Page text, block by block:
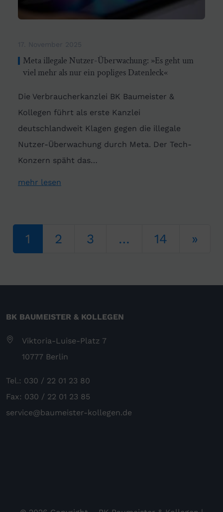
17. November 2025
Meta illegale Nutzer-Überwachung: »Es geht um
viel mehr als nur ein popliges Datenleck«
Die Verbraucherkanzlei BK Baumeister &
Kollegen führt als erste Kanzlei
deutschlandweit Klagen gegen die illegale
Nutzer-Überwachung durch Meta. Der Tech-
Konzern späht das…
mehr lesen
Beitrags-Navigation
1 2 3 … 14 »
BK BAUMEISTER & KOLLEGEN
Viktoria-Luise-Platz 7
10777 Berlin
Tel.: 030 / 22 01 23 80
Fax: 030 / 22 01 23 85
service@baumeister-kollegen.de